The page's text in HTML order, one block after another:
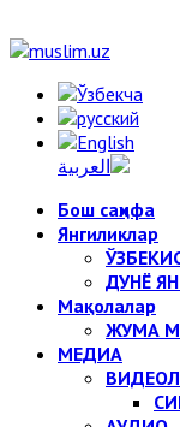
Бош саҳифа
Янгиликлар
ДУНЁ
Мақолалар
ЖУМА
МЕДИА